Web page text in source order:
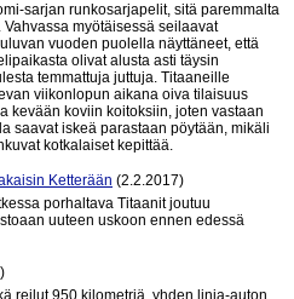
sarjan runkosarjapelit, sitä paremmalta
myötäisessä seilaavat
vuoden puolella näyttäneet, että
olivat alusta asti täysin
temmattuja juttuja. Titaaneille
viikonlopun aikana oiva tilaisuus
kevään koviin koitoksiin, joten vastaan
saavat iskeä parastaan pöytään, mikäli
kotkalaiset kepittää.
Ketterään (2.2.2017)
porhaltava Titaanit joutuu
uuteen uskoon ennen edessä
reilut 950 kilometriä, yhden linja-auton